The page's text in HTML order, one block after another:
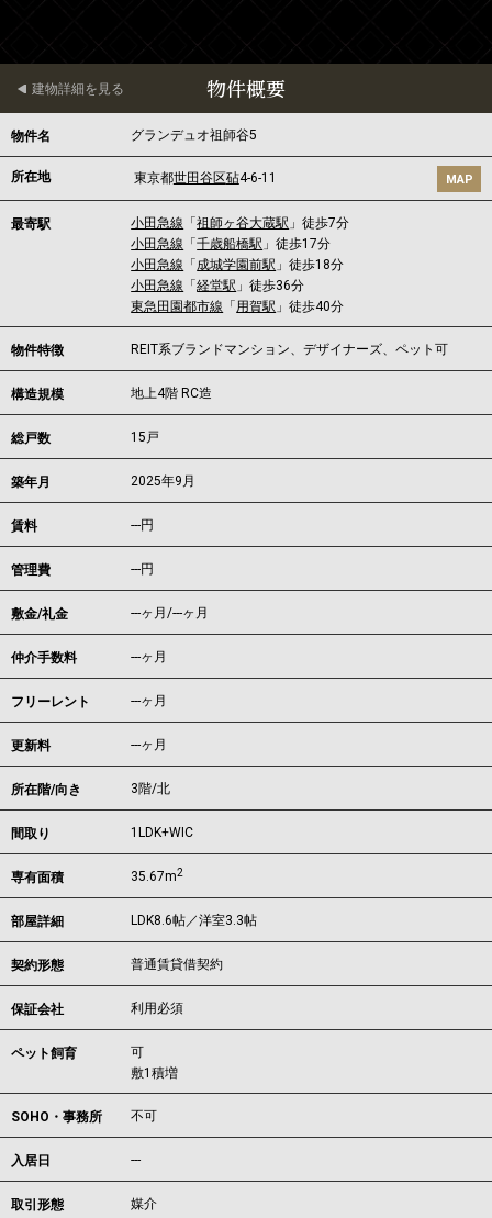
物件概要
建物詳細を見る
物件名 グランデュオ祖師谷5
所在地 東京都世田谷区砧4-6-11 MAP
最寄駅 小田急線 「祖師ヶ谷大蔵駅 」徒歩7分
小田急線 「千歳船橋駅 」徒歩17分
小田急線 「 成城学園前駅 」徒歩18分
小田急線 「経堂駅 」徒歩36分
東急田園都市線 「 用賀駅 」徒歩40分
物件特徴 REIT系ブランドマンション、デザイナーズ、ペット可
構造規模 地上4階 RC造
総戸数 15戸
築年月 2025年9月
賃料 ---円
管理費 ---円
敷金/礼金 ---ヶ月/---ヶ月
仲介手数料 ---ヶ月
フリーレント ---ヶ月
更新料 ---ヶ月
所在階/向き 3階/北
間取り 1LDK+WIC
専有面積 35.67m2
部屋詳細 LDK8.6帖／洋室3.3帖
契約形態 普通賃貸借契約
保証会社 利用必須
ペット飼育
可
敷1積増
SOHO・事務所 不可
入居日 ---
取引形態 媒介